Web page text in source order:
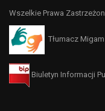
Wszelkie Prawa
Tłumacz Migam
Biuletyn Informacji